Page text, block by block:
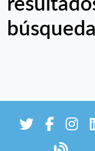
búsqueda